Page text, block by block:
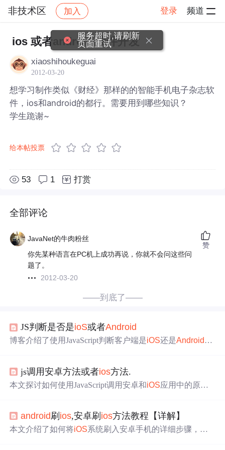
非技术区 加入 登录 频道
社区 非技术区 帖子详情
ios 或者android 软件开发
xiaoshihoukeguai
2012-03-20
想学习制作类似《财经》那样的的智能手机电子杂志软
件，ios和android的都行。需要用到哪些知识？
学生跪谢~
给本帖投票
53 1 打赏
全部评论
JavaNet的牛肉粉丝
你先某种语言在PC机上成功再说，你就不会问这些问
题了。
2012-03-20
赞
——到底了——
JS判断是否是ioS或者Android
博客介绍了使用JavaScript判断客户端是iOS还是Android 的
ne、微信、QQ等，此外还涉及获取安卓版本号和IP的内
容。
js调用安卓方法或者ios方法.
本文探讨如何使用JavaScript调用安卓和iOS应用中的原生
android刷 ios,安卓刷 ios方法教程【详解】
本文介绍了如何将iOS系统刷入安卓手机的详细步骤，包
服务超时,请刷新
页面重试